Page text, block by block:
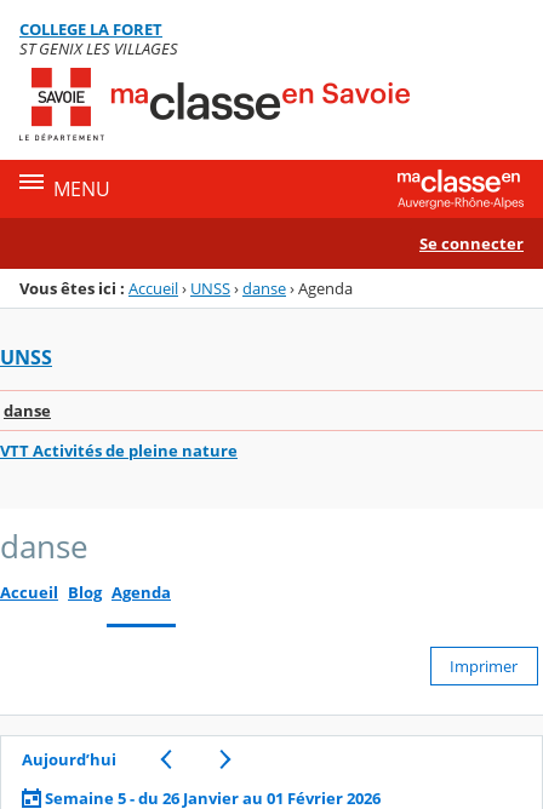
Menu de la rubrique
Contenu
COLLEGE LA FORET
ST GENIX LES VILLAGES
MENU
Se connecter
Vous êtes ici : Accueil› UNSS›danse›Agenda
UNSS
danse
VTT Activités de pleine nature
danse
Accueil Blog Agenda
Imprimer
Aujourd’hui
Semaine 5 - du 26 Janvier au 01 Février 2026